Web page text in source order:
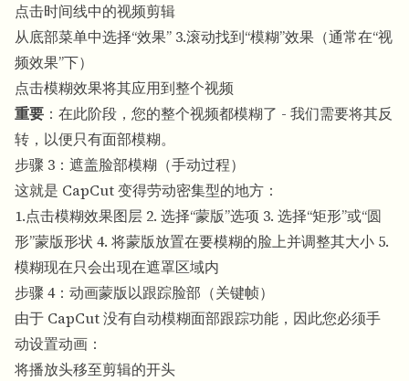
点击时间线中的视频剪辑
从底部菜单中选择“效果” 3.滚动找到“模糊”效果（通常在“视
频效果”下）
点击模糊效果将其应用到整个视频
重要 ：在此阶段，您的整个视频都模糊了 - 我们需要将其反
转，以便只有面部模糊。
步骤 3：遮盖脸部模糊（手动过程）
这就是 CapCut 变得劳动密集型的地方：
1.点击模糊效果图层 2. 选择“蒙版”选项 3. 选择“矩形”或“圆
形”蒙版形状 4. 将蒙版放置在要模糊的脸上并调整其大小 5.
模糊现在只会出现在遮罩区域内
步骤 4：动画蒙版以跟踪脸部（关键帧）
由于 CapCut 没有自动模糊面部跟踪功能，因此您必须手
动设置动画：
将播放头移至剪辑的开头